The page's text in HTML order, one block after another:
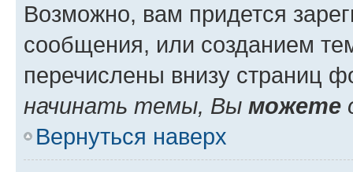
Возможно, вам придется
сообщения, или созданием
перечислены внизу страниц
начинать темы, Вы можете
Вернуться наверх